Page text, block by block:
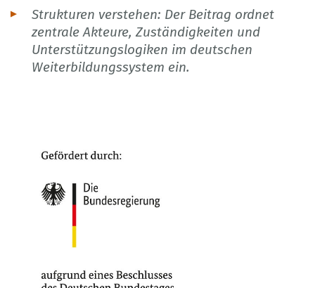
Strukturen verstehen: Der Beitrag ordnet
zentrale Akteure, Zuständigkeiten und
Unterstützungslogiken im deutschen
Weiterbildungssystem ein.